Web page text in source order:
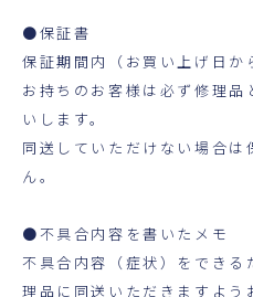
●保証書
保証期間内（お買い上げ日か
お持ちのお客様は必ず修理
いします。
同送していただけない場合
ん。
●不具合内容を書いたメモ
不具合内容（症状）をでき
理品に同送いただきますよう